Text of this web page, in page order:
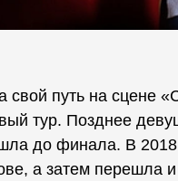
свой путь на сцене
тур. Позднее
до финала. В 2018
а затем перешла